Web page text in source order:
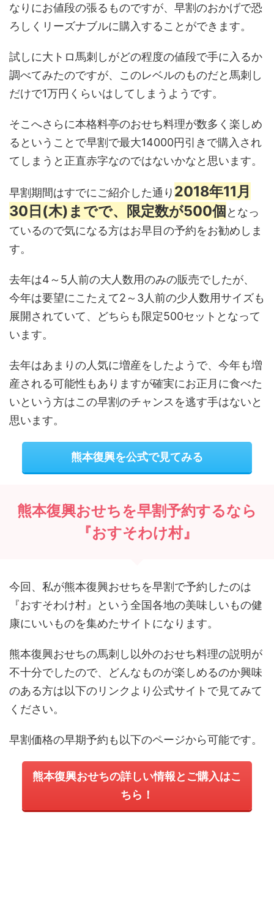
なりにお値段の張るものですが、早割のおかげで恐
ろしくリーズナブルに購入することができます。
試しに大トロ馬刺しがどの程度の値段で手に入るか
調べてみたのですが、このレベルのものだと馬刺し
だけで1万円くらいはしてしまうようです。
そこへさらに本格料亭のおせち料理が数多く楽しめ
るということで早割で最大14000円引きで購入され
てしまうと正直赤字なのではないかなと思います。
早割期間はすでにご紹介した通り 2018年11月
30日(木)までで、限定数が500個となっ
ているので気になる方はお早目の予約をお勧めしま
す。
去年は4～5人前の大人数用のみの販売でしたが、
今年は要望にこたえて2～3人前の少人数用サイズも
展開されていて、どちらも限定500セットとなって
います。
去年はあまりの人気に増産をしたようで、今年も増
産される可能性もありますが確実にお正月に食べた
いという方はこの早割のチャンスを逃す手はないと
思います。
熊本復興を公式で見てみる
熊本復興おせちを早割予約するなら
『おすそわけ村』
今回、私が熊本復興おせちを早割で予約したのは
『おすそわけ村』という全国各地の美味しいもの健
康にいいものを集めたサイトになります。
熊本復興おせちの馬刺し以外のおせち料理の説明が
不十分でしたので、どんなものが楽しめるのか興味
のある方は以下のリンクより公式サイトで見てみて
ください。
早割価格の早期予約も以下のページから可能です。
熊本復興おせちの詳しい情報とご購入はこ
ちら！